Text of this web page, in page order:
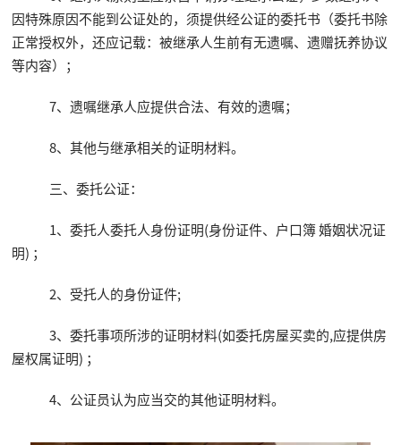
因特殊原因不能到公证处的，须提供经公证的委托书（委托书除
正常授权外，还应记载：被继承人生前有无遗嘱、遗赠抚养协议
等内容）；
7、遗嘱继承人应提供合法、有效的遗嘱；
8、其他与继承相关的证明材料。
三、委托公证：
1、委托人委托人身份证明(身份证件、户口簿 婚姻状况证
明) ；
2、受托人的身份证件;
3、委托事项所涉的证明材料(如委托房屋买卖的,应提供房
屋权属证明) ；
4、公证员认为应当交的其他证明材料。